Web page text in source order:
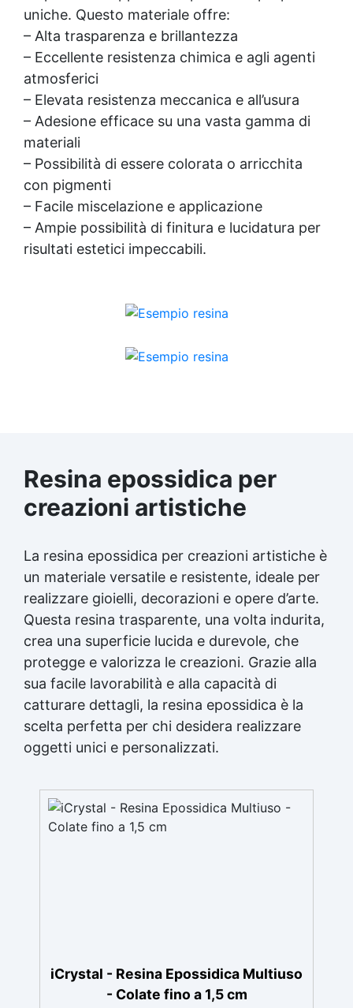
uniche. Questo materiale offre:
– Alta trasparenza e brillantezza
– Eccellente resistenza chimica e agli agenti
atmosferici
– Elevata resistenza meccanica e all’usura
– Adesione efficace su una vasta gamma di
materiali
– Possibilità di essere colorata o arricchita
con pigmenti
– Facile miscelazione e applicazione
– Ampie possibilità di finitura e lucidatura per
risultati estetici impeccabili.
Resina epossidica per
creazioni artistiche
La resina epossidica per creazioni artistiche è
un materiale versatile e resistente, ideale per
realizzare gioielli, decorazioni e opere d’arte.
Questa resina trasparente, una volta indurita,
crea una superficie lucida e durevole, che
protegge e valorizza le creazioni. Grazie alla
sua facile lavorabilità e alla capacità di
catturare dettagli, la resina epossidica è la
scelta perfetta per chi desidera realizzare
oggetti unici e personalizzati.
iCrystal - Resina Epossidica Multiuso
- Colate fino a 1,5 cm